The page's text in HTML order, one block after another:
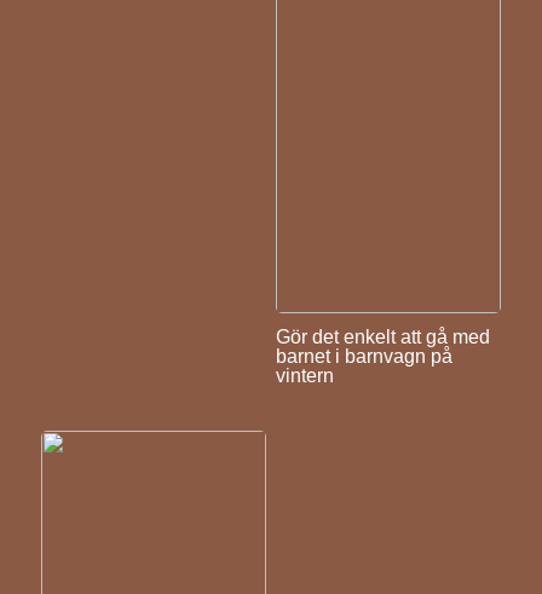
Gör det enkelt att gå med
barnet i barnvagn på
vintern